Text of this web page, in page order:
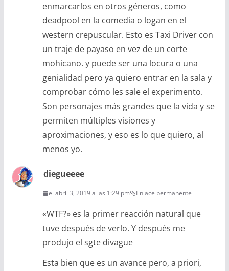
enmarcarlos en otros géneros, como
deadpool en la comedia o logan en el
western crepuscular. Esto es Taxi Driver con
un traje de payaso en vez de un corte
mohicano. y puede ser una locura o una
genialidad pero ya quiero entrar en la sala y
comprobar cómo les sale el experimento.
Son personajes más grandes que la vida y se
permiten múltiples visiones y
aproximaciones, y eso es lo que quiero, al
menos yo.
diegueeee
el abril 3, 2019 a las 1:29 pm Enlace permanente
«WTF?» es la primer reacción natural que
tuve después de verlo. Y después me
produjo el sgte divague
Esta bien que es un avance pero, a priori,